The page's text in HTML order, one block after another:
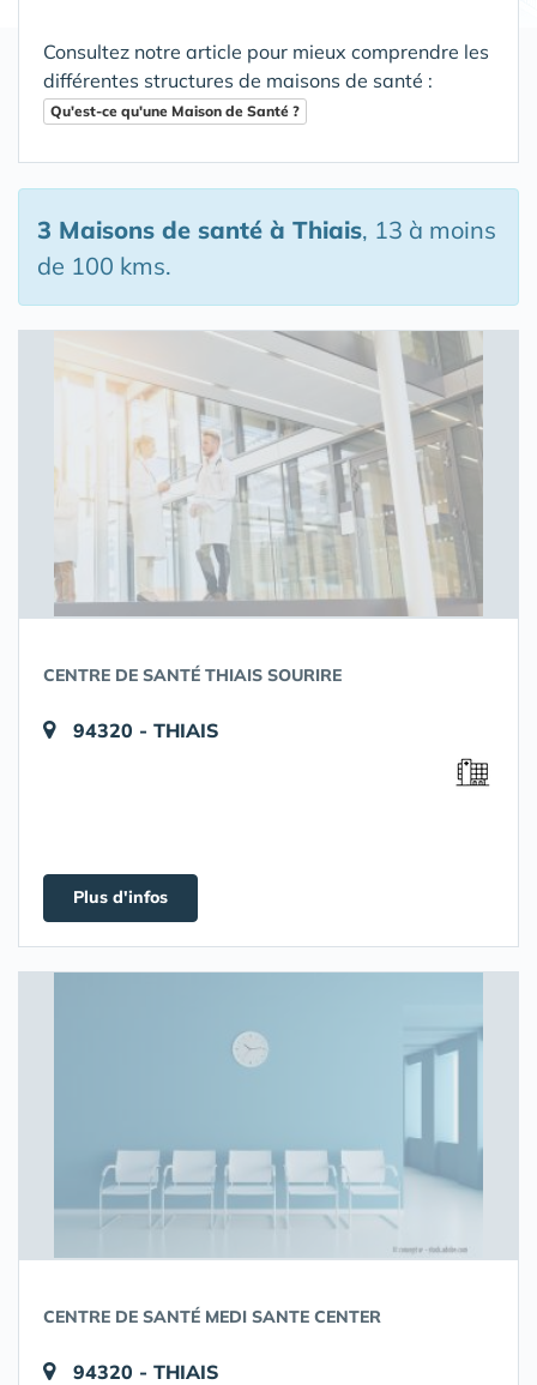
Consultez notre article pour mieux comprendre les
différentes structures de maisons de santé :
Qu'est-ce qu'une Maison de Santé ?
3 Maisons de santé à Thiais, 13 à moins
de 100 kms.
CENTRE DE SANTÉ THIAIS SOURIRE
94320 - THIAIS
Plus d'infos
CENTRE DE SANTÉ MEDI SANTE CENTER
94320 - THIAIS